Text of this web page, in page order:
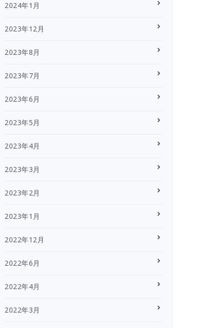
2024年1月
2023年12月
2023年8月
2023年7月
2023年6月
2023年5月
2023年4月
2023年3月
2023年2月
2023年1月
2022年12月
2022年6月
2022年4月
2022年3月